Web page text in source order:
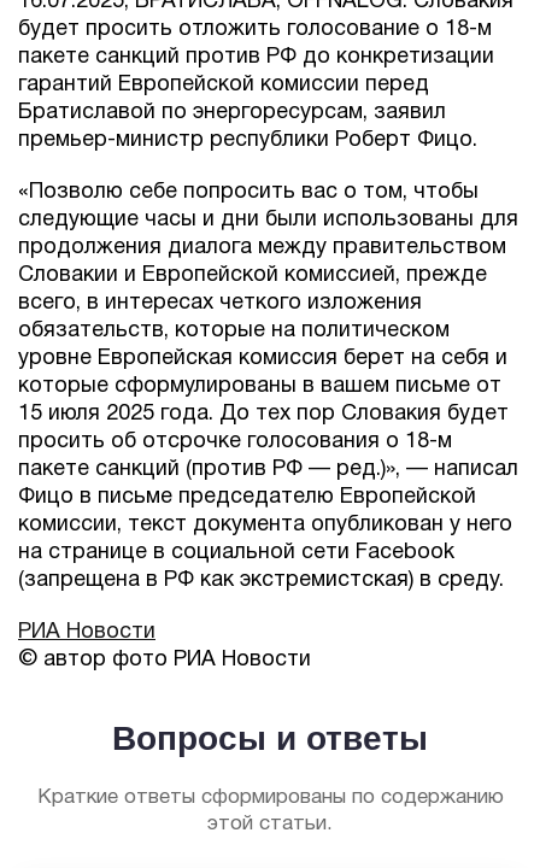
будет просить отложить голосование о 18-м
пакете санкций против РФ до конкретизации
гарантий Европейской комиссии перед
Братиславой по энергоресурсам, заявил
премьер-министр республики Роберт Фицо.
«Позволю себе попросить вас о том, чтобы
следующие часы и дни были использованы для
продолжения диалога между правительством
Словакии и Европейской комиссией, прежде
всего, в интересах четкого изложения
обязательств, которые на политическом
уровне Европейская комиссия берет на себя и
которые сформулированы в вашем письме от
15 июля 2025 года. До тех пор Словакия будет
просить об отсрочке голосования о 18-м
пакете санкций (против РФ — ред.)», — написал
Фицо в письме председателю Европейской
комиссии, текст документа опубликован у него
на странице в социальной сети Facebook
(запрещена в РФ как экстремистская) в среду.
РИА Новости
© автор фото РИА Новости
Вопросы и ответы
Краткие ответы сформированы по содержанию
этой статьи.